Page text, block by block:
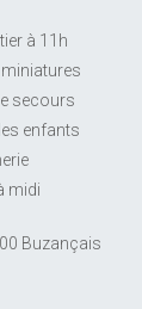
à 11h
secours
enfants
midi
Buzançais